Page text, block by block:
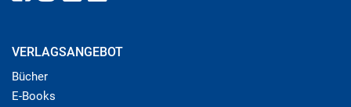
VERLAGSANGEBOT
Bücher
E-Books